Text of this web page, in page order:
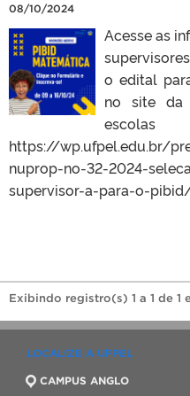
08/10/2024
Acesse as
o edital
no site da
https://wp.ufpel.edu.br/
nuprop-no-32-2024-
supervisor-a-para-o-
Exibindo registro(s) 1 a 1 de 1
LOCALIZE A UFPEL
CAMPUS ANGLO